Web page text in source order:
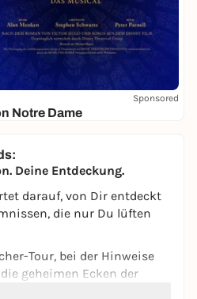
Sponsored
Notre Dame
Deine Entdeckung.
darauf, von Dir entdeckt
die nur Du lüften
Tour, bei der Hinweise
geheimen Ecken der
App herunterladen, den